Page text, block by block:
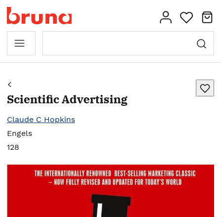
Scientific Advertising
Claude C Hopkins
Engels
128